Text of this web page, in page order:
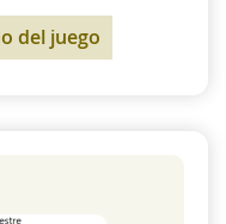
del juego